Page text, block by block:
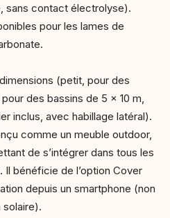
sans contact électrolyse).
pour les lames de
(petit, pour des
des bassins de 5 x 10 m,
inclus, avec habillage latéral).
comme un meuble outdoor,
de s’intégrer dans tous les
bénéficie de l’option Cover
depuis un smartphone (non